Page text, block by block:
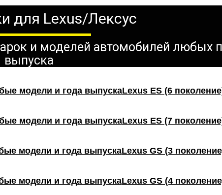
для Lexus/Лексус
и моделей автомобилей любых
выпуска
Lexus ES (6
Lexus ES (7
Lexus GS (3
Lexus GS (4